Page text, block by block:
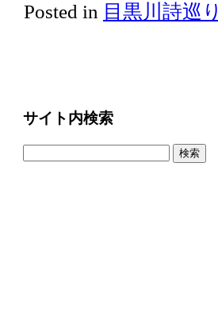
Posted in 目黒川詩巡り
サイト内検索